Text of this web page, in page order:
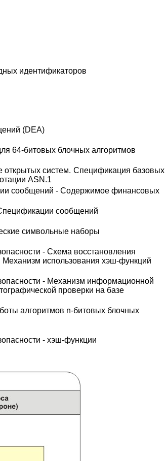
идентификаторов
(DEA)
64-битовых блочных алгоритмов
систем. Спецификация базовых
ASN.1
сообщений - Содержимое финансовых
сообщений
символьные наборы
- Схема восстановления
использования хэш-функций
- Механизм информационной
проверки на базе
алгоритмов n-битовых блочных
- хэш-функции